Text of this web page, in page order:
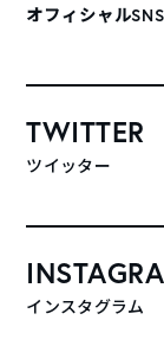
オフィシャルSNS
TWITTER
ツイッター
インスタグラム